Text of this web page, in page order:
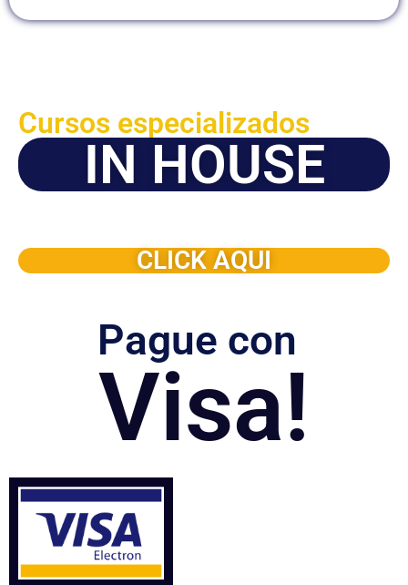
Cursos especializados
IN HOUSE
CLICK AQUI
Pague con
Visa!